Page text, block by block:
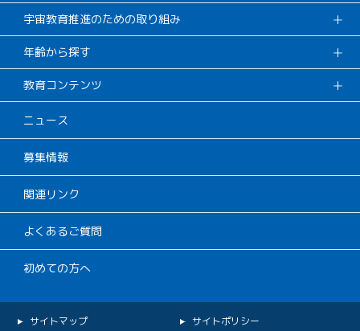
宇宙教育推進のための取り組み
年齢から探す
教育コンテンツ
ニュース
募集情報
関連リンク
よくあるご質問
初めての方へ
サイトマップ サイトポリシー